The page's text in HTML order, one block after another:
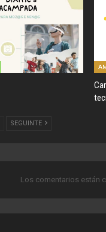
SEGUINTE
Los comentarios están